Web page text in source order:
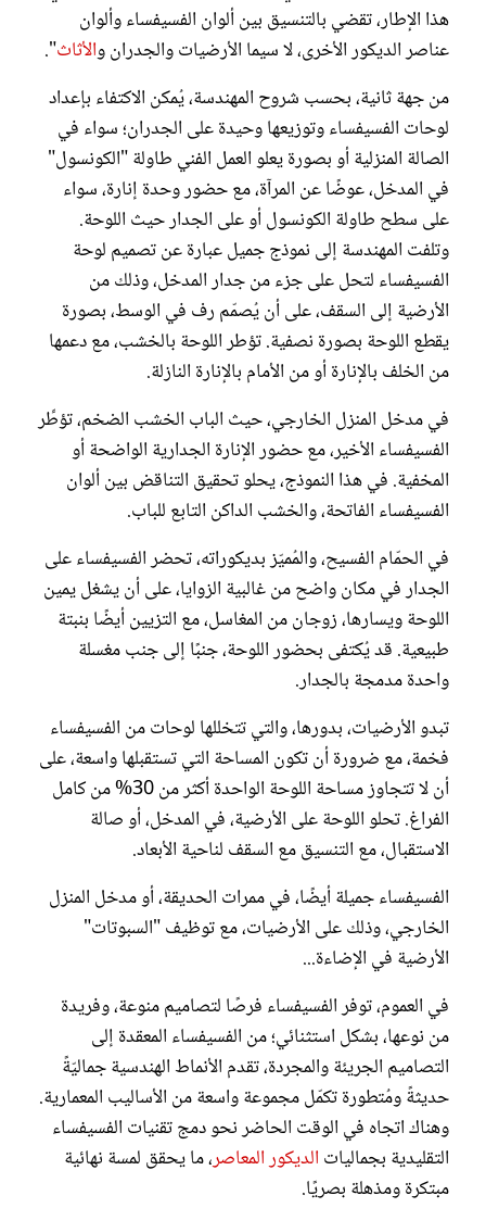
هذا الإطار، تقضي بالتنسيق بين ألوان الفسيفساء وألوان
عناصر الديكور الأخرى، لا سيما الأرضيات والجدران والأثاث".
من جهة ثانية، بحسب شروح المهندسة، يُمكن الاكتفاء بإعداد
لوحات الفسيفساء وتوزيعها وحيدة على الجدران؛ سواء في
الصالة المنزلية أو بصورة يعلو العمل الفني طاولة "الكونسول"
في المدخل، عوضًا عن المرآة، مع حضور وحدة إنارة، سواء
على سطح طاولة الكونسول أو على الجدار حيث اللوحة.
وتلفت المهندسة إلى نموذج جميل عبارة عن تصميم لوحة
الفسيفساء لتحل على جزء من جدار المدخل، وذلك من
الأرضية إلى السقف، على أن يُصمّم رف في الوسط، بصورة
يقطع اللوحة بصورة نصفية. تؤطر اللوحة بالخشب، مع دعمها
من الخلف بالإنارة أو من الأمام بالإنارة النازلة.
في مدخل المنزل الخارجي، حيث الباب الخشب الضخم، تؤطِّر
الفسيفساء الأخير، مع حضور الإنارة الجدارية الواضحة أو
المخفية. في هذا النموذج، يحلو تحقيق التناقض بين ألوان
الفسيفساء الفاتحة، والخشب الداكن التابع للباب.
في الحمّام الفسيح، والمُميّز بديكوراته، تحضر الفسيفساء على
الجدار في مكان واضح من غالبية الزوايا، على أن يشغل يمين
اللوحة ويسارها، زوجان من المغاسل، مع التزيين أيضًا بنبتة
طبيعية. قد يُكتفى بحضور اللوحة، جنبًا إلى جنب مغسلة
واحدة مدمجة بالجدار.
تبدو الأرضيات، بدورها، والتي تتخللها لوحات من الفسيفساء
فخمة، مع ضرورة أن تكون المساحة التي تستقبلها واسعة، على
أن لا تتجاوز مساحة اللوحة الواحدة أكثر من 30% من كامل
الفراغ. تحلو اللوحة على الأرضية، في المدخل، أو صالة
الاستقبال، مع التنسيق مع السقف لناحية الأبعاد.
الفسيفساء جميلة أيضًا، في ممرات الحديقة، أو مدخل المنزل
الخارجي، وذلك على الأرضيات، مع توظيف "السبوتات"
الأرضية في الإضاءة...
في العموم، توفر الفسيفساء فرصًا لتصاميم منوعة، وفريدة
من نوعها، بشكل استثنائي؛ من الفسيفساء المعقدة إلى
التصاميم الجريئة والمجردة، تقدم الأنماط الهندسية جماليّةً
حديثةً ومُتطورة تكمّل مجموعة واسعة من الأساليب المعمارية.
وهناك اتجاه في الوقت الحاضر نحو دمج تقنيات الفسيفساء
التقليدية بجماليات الديكور المعاصر، ما يحقق لمسة نهائية
مبتكرة ومذهلة بصريًا.